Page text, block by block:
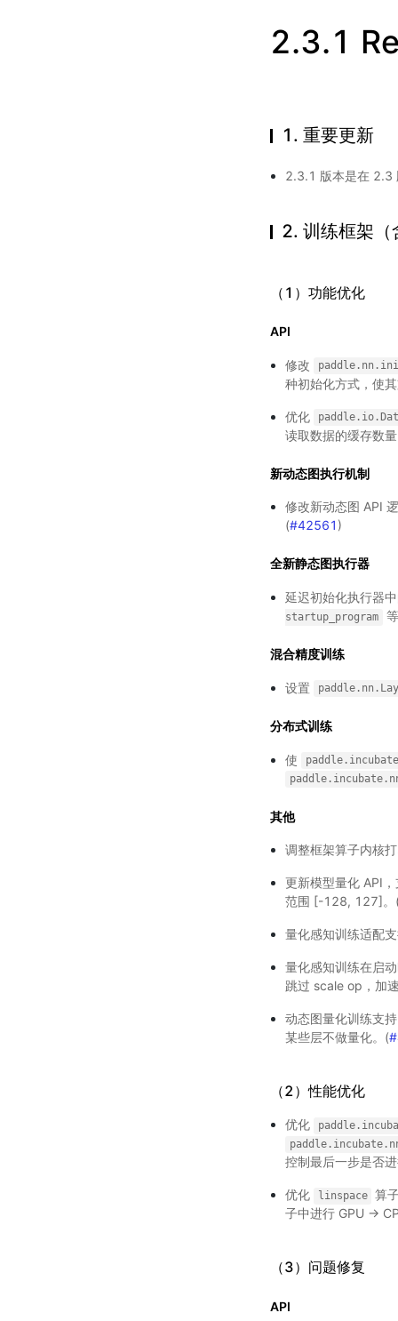
2.3.1
1. 重要更新
2.3.1 版本是在 2.3
2. 训练框架（
（1）功能优化
API
修改
种初始化方式，使
优化
读取数据的缓存数
新动态图执行机制
修改新动态图 API
(#42561 )
全新静态图执行器
延迟初始化执行器
startup_program
混合精度训练
设置
分布式训练
使
其他
调整框架算子内核
更新模型量化 API
范围 [-128, 127]。
量化感知训练适配
量化感知训练在启
跳过 scale op，加
动态图量化训练支
某些层不做量化。(
（2）性能优化
优化
控制最后一步是否
优化 linspace
算
子中进行 GPU ->
（3）问题修复
API